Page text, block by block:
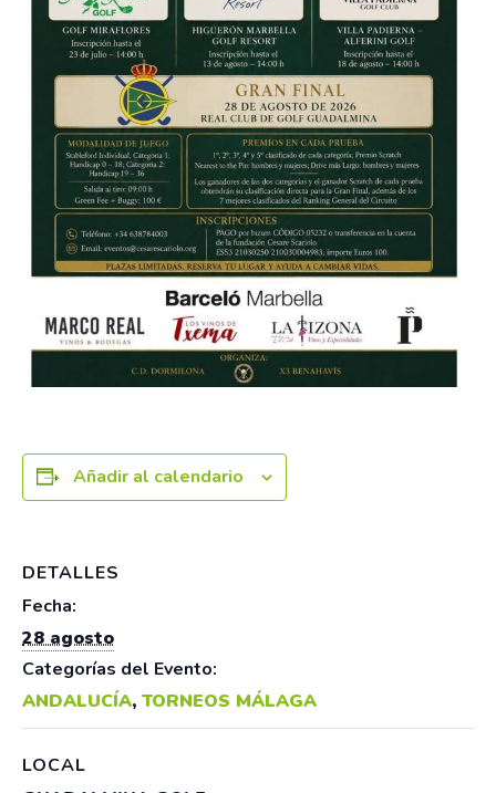
Añadir al calendario
DETALLES
Fecha:
28 agosto
Categorías del Evento:
ANDALUCÍA, TORNEOS MÁLAGA
LOCAL